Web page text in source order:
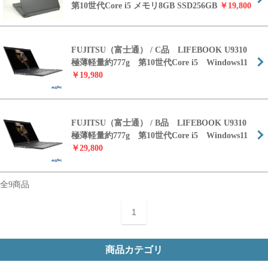
第10世代Core i5 メモリ8GB SSD256GB ￥19,800
FUJITSU（富士通） / C品 LIFEBOOK U9310
極薄軽量約777g 第10世代Core i5 Windows11
￥19,980
FUJITSU（富士通） / B品 LIFEBOOK U9310
極薄軽量約777g 第10世代Core i5 Windows11
￥29,800
全9商品
1
商品カテゴリ